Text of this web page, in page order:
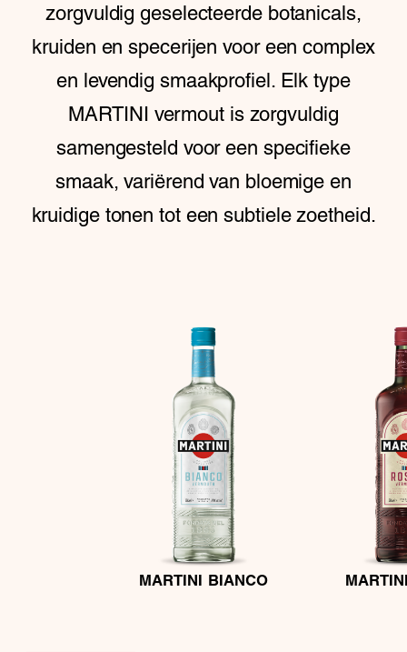
zorgvuldig geselecteerde botanicals,
kruiden en specerijen voor een complex
en levendig smaakprofiel. Elk type
MARTINI vermout is zorgvuldig
samengesteld voor een specifieke
smaak, variërend van bloemige en
kruidige tonen tot een subtiele zoetheid.
MARTINI BIANCO